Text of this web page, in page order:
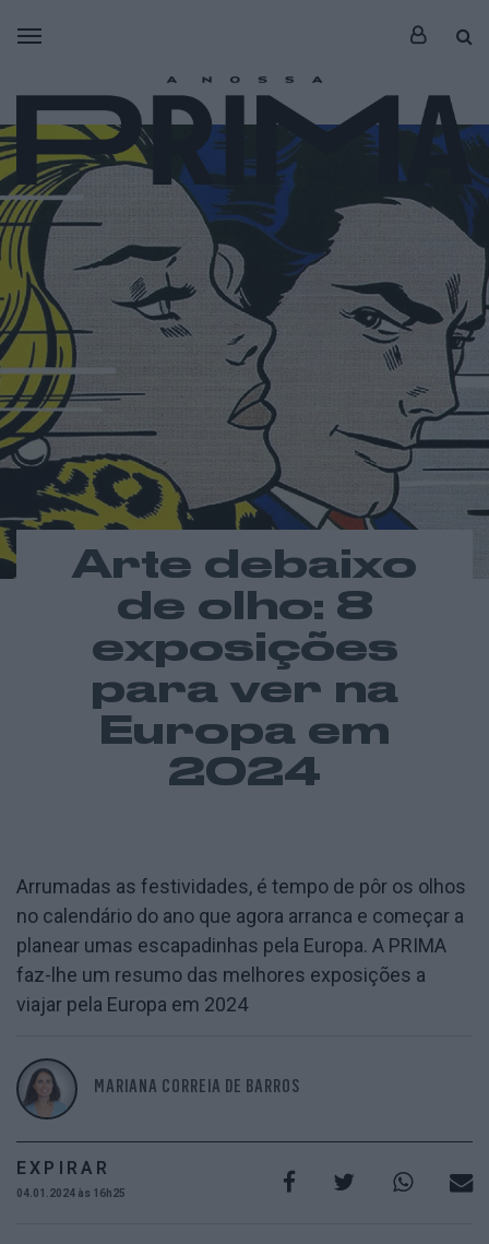
Arte debaixo
de olho: 8
exposições
para ver na
Europa em
2024
Arrumadas as festividades, é tempo de pôr os olhos
no calendário do ano que agora arranca e começar a
planear umas escapadinhas pela Europa. A PRIMA
faz-lhe um resumo das melhores exposições a
viajar pela Europa em 2024
MARIANA CORREIA DE BARROS
EXPIRAR
04.01.2024 às 16h25